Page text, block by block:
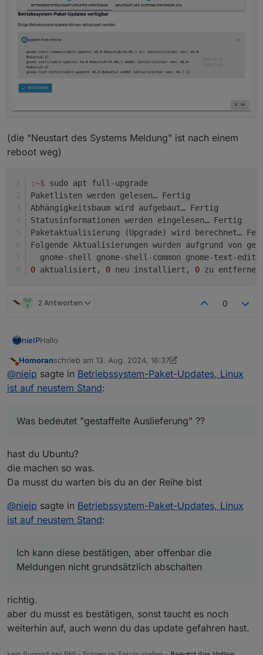
(die "Neustart des Systems Meldung" ist nach einem
reboot weg)
:~$ sudo apt full-upgrade
Paketlisten werden gelesen… Fertig
Abhängigkeitsbaum wird aufgebaut… Fertig
Statusinformationen werden eingelesen… Fertig
Paketaktualisierung (Upgrade) wird berechnet…
Folgende Aktualisierungen wurden aufgrund von
gnome-shell gnome-shell-common gnome-text-
0 aktualisiert, 0 neu installiert, 0 zu
2 Antworten 0
nieIPHallo
mit den hier gegebenen Tips bin ich jetzt immerhin auf 3
verfügbare Updates runter.
Aber jedes Mal, wenn ich mich in ioBroker in den Admin
nicht grundsätzlich abschalten :(
Hat jemand einen Tip, wie ich auch die letzten 3
reboot weg)
:~$ sudo apt full-upgrade
Paketlisten werden gelesen… Fertig
Paketaktualisierung (Upgrade) wird berechnet…
Folgende Aktualisierungen wurden aufgrund
gnome-shell gnome-shell-common gnome-text-
Nicht stören
Homoranschrieb am 13. Aug. 2024, 16:37
zuletzt editiert von Homoran
@nieip sagte in Betriebssystem-Paket-Updates, Linux
ist auf neustem Stand:
Was bedeutet "gestaffelte Auslieferung" ??
hast du Ubuntu?
die machen so was.
Da musst du warten bis du an der Reihe bist
@nieip sagte in Betriebssystem-Paket-Updates, Linux
ist auf neustem Stand:
Ich kann diese bestätigen, aber offenbar die
Meldungen nicht grundsätzlich abschalten
richtig.
aber du musst es bestätigen, sonst taucht es noch
weiterhin auf, auch wenn du das update gefahren hast.